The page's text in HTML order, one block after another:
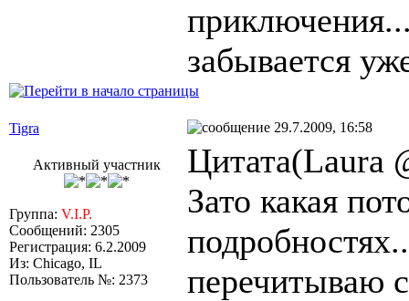
забывается
Tigra 29.7.2009, 16:58
Активный участник
Группа: V.I.P.
Сообщений: 2305
Регистрация: 6.2.2009
Из: Chicago, IL
Пользователь №: 2373
Цитата(Laura
Зато какая
перечитываю